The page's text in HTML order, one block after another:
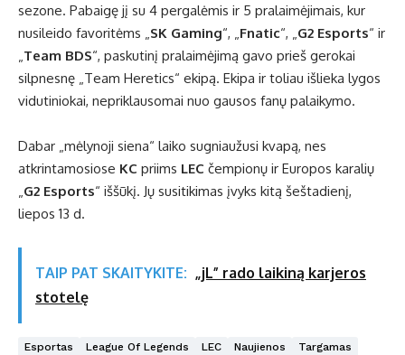
sezone. Pabaigę jį su 4 pergalėmis ir 5 pralaimėjimais, kur
nusileido favoritėms „ SK Gaming“, „ Fnatic“, „ G2 Esports“ ir
Team BDS“, paskutinį pralaimėjimą gavo prieš gerokai
silpnesnę „Team Heretics“ ekipą. Ekipa ir toliau išlieka lygos
vidutiniokai, nepriklausomai nuo gausos fanų palaikymo.
Dabar „mėlynoji siena“ laiko sugniaužusi kvapą, nes
atkrintamosiose KC priims LEC čempionų ir Europos karalių
G2 Esports“ iššūkį. Jų susitikimas įvyks kitą šeštadienį,
liepos 13 d.
TAIP PAT SKAITYKITE: „jL” rado laikiną karjeros
stotelę
Esportas League Of Legends LEC Naujienos Targamas